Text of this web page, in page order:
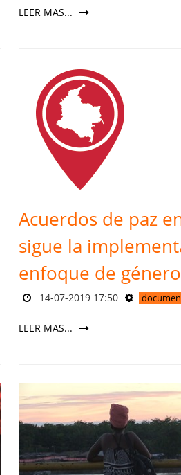
LEER MAS...
Acuerdos de paz
sigue la
enfoque de
14-07-2019 17:50
LEER MAS...